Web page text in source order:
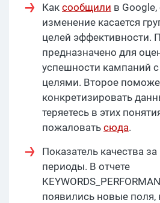
Как сообщили в
изменение касается
целей эффективности.
предназначено для
успешности кампаний
целями. Второе
конкретизировать
теряетесь в этих
пожаловать сюда.
Показатель качества
периоды. В отчете
появились новые поля,